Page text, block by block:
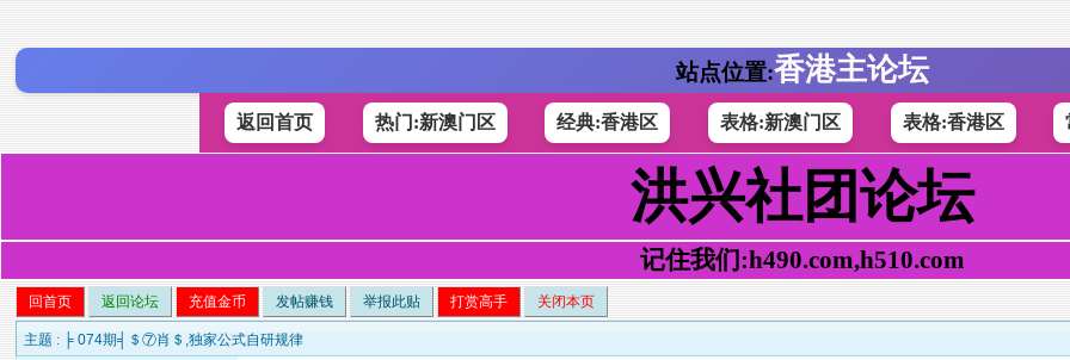
站点位置:香港主论坛
返回首页 热门:新澳门区 经典:香港区 表格:新澳门区 表格:香港区
洪兴社团论坛
记住我们:h490.com,h510.com
回首页 返回论坛 充值金币 发帖赚钱 举报此贴 打赏高手 关闭本页
主题 : ╞ 074期╡＄⑦肖＄,独家公式自研规律